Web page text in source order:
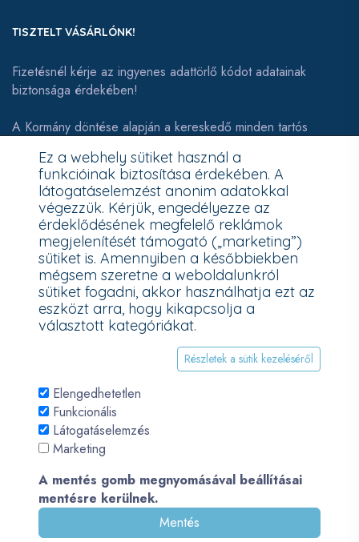
Ez a webhely sütiket használ a
funkcióinak biztosítása érdekében. A
látogatáselemzést anonim adatokkal
végezzük. Kérjük, engedélyezze az
érdeklődésének megfelelő reklámok
megjelenítését támogató („marketing”)
sütiket is. Amennyiben a későbbiekben
mégsem szeretne a weboldalunkról
sütiket fogadni, akkor használhatja ezt az
eszközt arra, hogy kikapcsolja a
választott kategóriákat.
Részletek a sütik kezeléséről
Elengedhetetlen
Funkcionális
Látogatáselemzés
Marketing
A mentés gomb megnyomásával beállításai
mentésre kerülnek.
Mentés
TISZTELT VÁSÁRLÓNK!
Fizetésnél kérje az ingyenes adattörlő kódot adatainak
biztonsága érdekében!
A Kormány döntése alapján a kereskedő minden tartós
kódot biztosítani.
További információk a Nemzeti Média- és Hírközlési Hatóság
honlapján:https://nmhh.hu/veglegestorles
© 2026 - Pécsi PC - All Rights Reserved. Development by
QueSoft